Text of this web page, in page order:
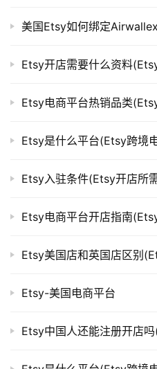
美国Etsy如何绑定
Etsy开店需要什么资料
Etsy电商平台热销品类
Etsy是什么平台(Etsy跨境
Etsy入驻条件(Etsy开店所
Etsy电商平台开店指南
Etsy美国店和英国店区别
Etsy-美国电商平台
Etsy中国人还能注册开店